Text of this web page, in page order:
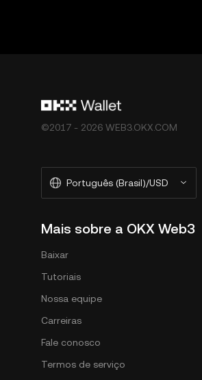
©2017 - 2026 WEB3.OKX.COM
Português (Brasil)/USD
Mais sobre a OKX Web3
Baixar
Tutoriais
Nossa equipe
Carreiras
Fale conosco
Termos de serviço